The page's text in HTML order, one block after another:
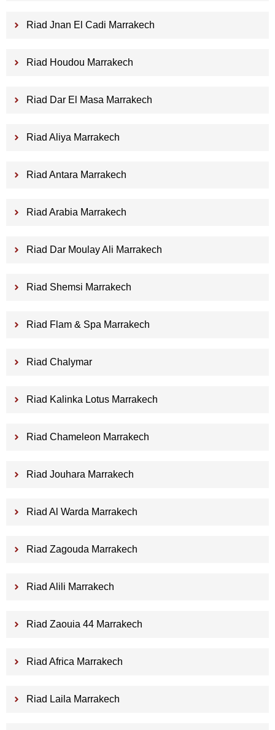
Riad Jnan El Cadi Marrakech
Riad Houdou Marrakech
Riad Dar El Masa Marrakech
Riad Aliya Marrakech
Riad Antara Marrakech
Riad Arabia Marrakech
Riad Dar Moulay Ali Marrakech
Riad Shemsi Marrakech
Riad Flam & Spa Marrakech
Riad Chalymar
Riad Kalinka Lotus Marrakech
Riad Chameleon Marrakech
Riad Jouhara Marrakech
Riad Al Warda Marrakech
Riad Zagouda Marrakech
Riad Alili Marrakech
Riad Zaouia 44 Marrakech
Riad Africa Marrakech
Riad Laila Marrakech